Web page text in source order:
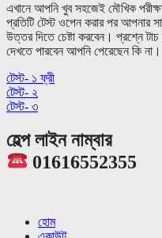
এখানে আপনি খুব সহজেই মৌখিক
প্রতিটি টেস্ট ওপেন করার পর আপনার
উত্তর দিতে চেষ্টা করবেন। প্রশ্নে
দেখতে পারবেন আপনি পেরেছেন কি না।
টেস্ট- ১ ফ্রী
টেস্ট- ২
টেস্ট- ৩
হেল্প লাইন নাম্বার
01616552355
হোম